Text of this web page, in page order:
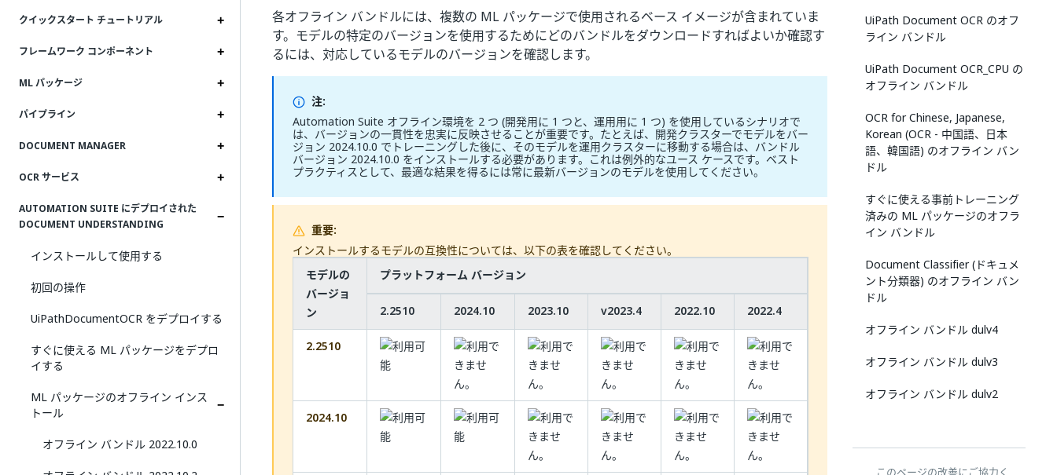
クイックスタート チュートリアル
フレームワーク コンポーネント
ML パッケージ
パイプライン
DOCUMENT MANAGER
OCR サービス
AUTOMATION SUITE にデプロイされた
DOCUMENT UNDERSTANDING
インストールして使用する
初回の操作
UiPathDocumentOCR をデプロイする
すぐに使える ML パッケージをデプロ
イする
ML パッケージのオフライン インス
トール
オフライン バンドル 2022.10.0
各オフライン バンドルには、複数の ML パッケージで使用されるベース イメージが含まれていま
す。モデルの特定のバージョンを使用するためにどのバンドルをダウンロードすればよいか確認す
るには、対応しているモデルのバージョンを確認します。
注:
Automation Suite オフライン環境を 2 つ (開発用に 1 つと、運用用に 1 つ) を使用しているシナリオで
は、バージョンの一貫性を忠実に反映させることが重要です。たとえば、開発クラスターでモデルをバー
ジョン 2024.10.0 でトレーニングした後に、そのモデルを運用クラスターに移動する場合は、バンドル
バージョン 2024.10.0 をインストールする必要があります。これは例外的なユース ケースです。ベスト
プラクティスとして、最適な結果を得るには常に最新バージョンのモデルを使用してください。
重要:
インストールするモデルの互換性については、以下の表を確認してください。
モデルの
バージョ
ン
プラットフォーム バージョン
2.2510 2024.10 2023.10 v2023.4 2022.10 2022.4
2.2510
2024.10
UiPath Document OCR のオフ
ライン バンドル
UiPath Document OCR_CPU の
オフライン バンドル
OCR for Chinese, Japanese,
Korean (OCR - 中国語、日本
語、韓国語) のオフライン バン
ドル
すぐに使える事前トレーニング
済みの ML パッケージのオフラ
イン バンドル
Document Classifier (ドキュメ
ント分類器) のオフライン バン
ドル
オフライン バンドル dulv4
オフライン バンドル dulv3
オフライン バンドル dulv2
このページの改善にご協力く